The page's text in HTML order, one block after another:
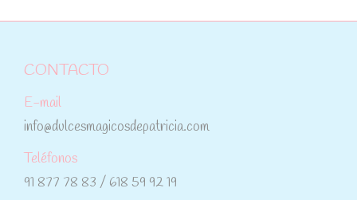
CONTACTO
E-mail
info@dulcesmagicosdepatricia.com
Teléfonos
91 877 78 83 / 618 59 92 19